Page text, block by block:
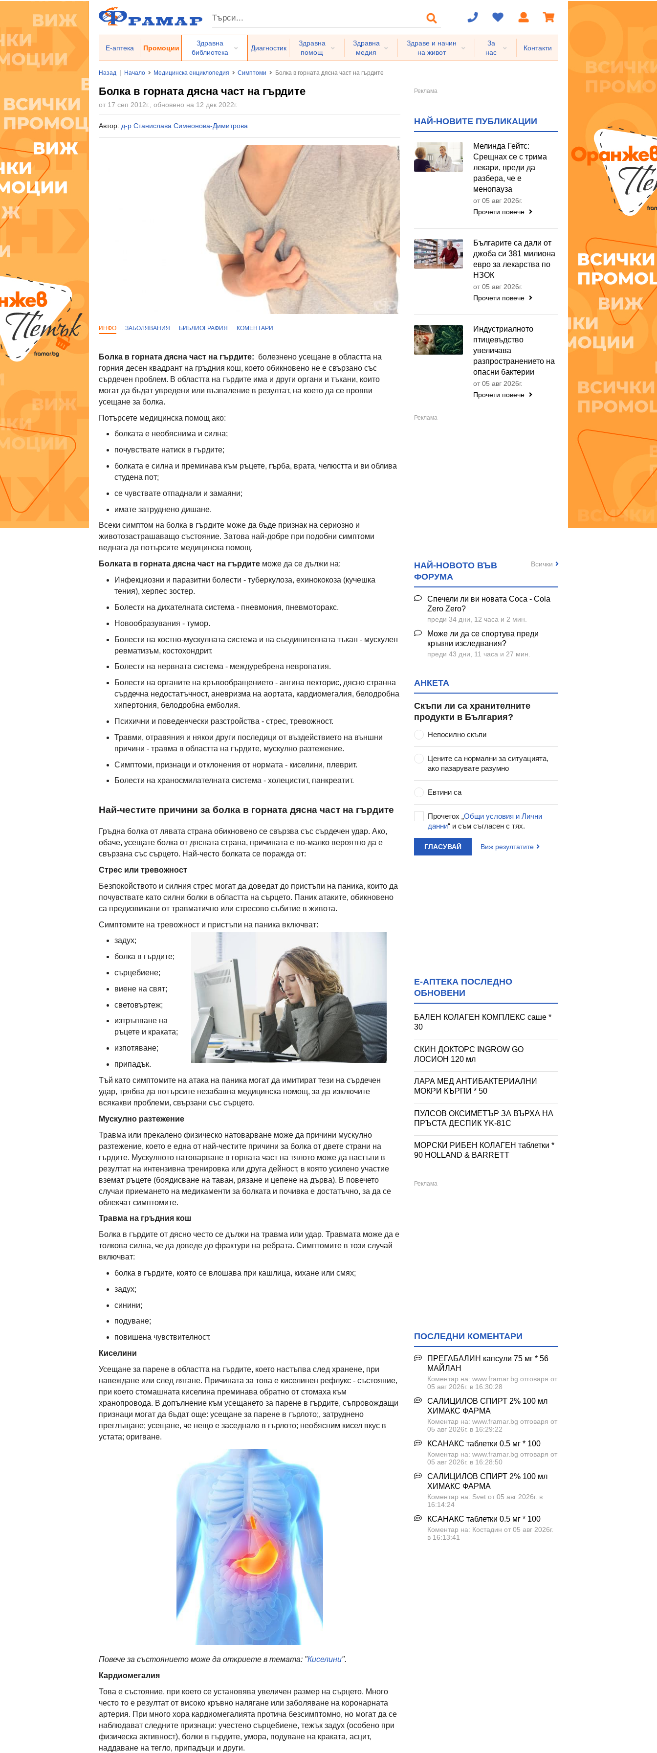
Е-аптека Промоции
Здравна
библиотека
Диагностик
Здравна
помощ
Здравна
медия
Здраве и начин
на живот
За
нас
Контакти
Назад | Начало Медицинска енциклопедия Симптоми Болка в горната дясна част на гърдите
Болка в горната дясна част на гърдите
от 17 сеп 2012г., обновено на 12 дек 2022г.
Автор: д-р Станислава Симеонова-Димитрова
ИНФО ЗАБОЛЯВАНИЯ БИБЛИОГРАФИЯ КОМЕНТАРИ
Болка в горната дясна част на гърдите: болезнено усещане в областта на
горния десен квадрант на гръдния кош, което обикновено не е свързано със
сърдечен проблем. В областта на гърдите има и други органи и тъкани, които
могат да бъдат увредени или възпаление в резултат, на което да се прояви
усещане за болка.
Потърсете медицинска помощ ако:
болката е необяснима и силна;
почувствате натиск в гърдите;
болката е силна и преминава към ръцете, гърба, врата, челюстта и ви облива
студена пот;
се чувствате отпаднали и замаяни;
имате затруднено дишане.
Всеки симптом на болка в гърдите може да бъде признак на сериозно и
животозастрашаващо състояние. Затова най-добре при подобни симптоми
веднага да потърсите медицинска помощ.
Болката в горната дясна част на гърдите може да се дължи на:
Инфекциозни и паразитни болести - туберкулоза, ехинококоза (кучешка
тения), херпес зостер.
Болести на дихателната система - пневмония, пневмоторакс.
Новообразувания - тумор.
Болести на костно-мускулната система и на съединителната тъкан - мускулен
ревматизъм, костохондрит.
Болести на нервната система - междуребрена невропатия.
Болести на органите на кръвообращението - ангина пекторис, дясно странна
сърдечна недостатъчност, аневризма на аортата, кардиомегалия, белодробна
хипертония, белодробна емболия.
Психични и поведенчески разстройства - стрес, тревожност.
Травми, отравяния и някои други последици от въздействието на външни
причини - травма в областта на гърдите, мускулно разтежение.
Симптоми, признаци и отклонения от нормата - киселини, плеврит.
Болести на храносмилателната система - холецистит, панкреатит.
Най-честите причини за болка в горната дясна част на гърдите
Гръдна болка от лявата страна обикновено се свързва със сърдечен удар. Ако,
обаче, усещате болка от дясната страна, причината е по-малко вероятно да е
свързана със сърцето. Най-често болката се поражда от:
Стрес или тревожност
Безпокойството и силния стрес могат да доведат до пристъпи на паника, които да
почувствате като силни болки в областта на сърцето. Паник атаките, обикновено
са предизвикани от травматично или стресово събитие в живота.
Симптомите на тревожност и пристъпи на паника включват:
задух;
болка в гърдите;
сърцебиене;
виене на свят;
световъртеж;
изтръпване на
ръцете и краката;
изпотяване;
припадък.
Тъй като симптомите на атака на паника могат да имитират тези на сърдечен
удар, трябва да потърсите незабавна медицинска помощ, за да изключите
всякакви проблеми, свързани със сърцето.
Мускулно разтежение
Травма или прекалено физическо натоварване може да причини мускулно
разтежение, което е една от най-честите причини за болка от двете страни на
гърдите. Мускулното натоварване в горната част на тялото може да настъпи в
резултат на интензивна тренировка или друга дейност, в която усилено участие
вземат ръцете (боядисване на таван, рязане и цепене на дърва). В повечето
случаи приемането на медикаменти за болката и почивка е достатъчно, за да се
облекчат симптомите.
Травма на гръдния кош
Болка в гърдите от дясно често се дължи на травма или удар. Травмата може да е
толкова силна, че да доведе до фрактури на ребрата. Симптомите в този случай
включват:
болка в гърдите, която се влошава при кашлица, кихане или смях;
задух;
синини;
подуване;
повишена чувствителност.
Киселини
Усещане за парене в областта на гърдите, което настъпва след хранене, при
навеждане или след лягане. Причината за това е киселинен рефлукс - състояние,
при което стомашната киселина преминава обратно от стомаха към
хранопровода. В допълнение към усещането за парене в гърдите, съпровождащи
признаци могат да бъдат още: усещане за парене в гърлото;, затруднено
преглъщане; усещане, че нещо е заседнало в гърлото; необясним кисел вкус в
устата; оригване.
Повече за състоянието може да откриете в темата: "Киселини".
Кардиомегалия
Това е състояние, при което се установява увеличен размер на сърцето. Много
често то е резултат от високо кръвно налягане или заболяване на коронарната
артерия. При много хора кардиомегалията протича безсимптомно, но могат да се
наблюдават следните признаци: учестено сърцебиене, тежък задух (особено при
физическа активност), болки в гърдите, умора, подуване на краката, асцит,
наддаване на тегло, припадъци и други.
НАЙ-НОВИТЕ ПУБЛИКАЦИИ
Мелинда Гейтс:
Срещнах се с трима
лекари, преди да
разбера, че е
менопауза
от 05 авг 2026г.
Прочети повече
Българите са дали от
джоба си 381 милиона
евро за лекарства по
НЗОК
от 05 авг 2026г.
Прочети повече
Индустриалното
птицевъдство
увеличава
разпространението на
опасни бактерии
от 05 авг 2026г.
Прочети повече
НАЙ-НОВОТО ВЪВ
ФОРУМА
Спечели ли ви новата Coca - Cola
Zero Zero?
преди 34 дни, 12 часа и 2 мин.
Може ли да се спортува преди
кръвни изследвания?
преди 43 дни, 11 часа и 27 мин.
Всички
АНКЕТА
Скъпи ли са хранителните
продукти в България?
Непосилно скъпи
Цените са нормални за ситуацията,
ако пазарувате разумно
Евтини са
Прочетох „Общи условия и Лични
данни“ и съм съгласен с тях.
ГЛАСУВАЙ Виж резултатите
Е-АПТЕКА ПОСЛЕДНО
ОБНОВЕНИ
БАЛЕН КОЛАГЕН КОМПЛЕКС саше *
30
СКИН ДОКТОРС INGROW GO
ЛОСИОН 120 мл
ЛАРА МЕД АНТИБАКТЕРИАЛНИ
МОКРИ КЪРПИ * 50
ПУЛСОВ ОКСИМЕТЪР ЗА ВЪРХА НА
ПРЪСТА ДЕСПИК YK-81C
МОРСКИ РИБЕН КОЛАГЕН таблетки *
90 HOLLAND & BARRETT
ПОСЛЕДНИ КОМЕНТАРИ
ПРЕГАБАЛИН капсули 75 мг * 56
МАЙЛАН
Коментар на: www.framar.bg отговаря от
05 авг 2026г. в 16:30:28
САЛИЦИЛОВ СПИРТ 2% 100 мл
ХИМАКС ФАРМА
Коментар на: www.framar.bg отговаря от
05 авг 2026г. в 16:29:22
КСАНАКС таблетки 0.5 мг * 100
Коментар на: www.framar.bg отговаря от
05 авг 2026г. в 16:28:50
САЛИЦИЛОВ СПИРТ 2% 100 мл
ХИМАКС ФАРМА
Коментар на: Svet от 05 авг 2026г. в
16:14:24
КСАНАКС таблетки 0.5 мг * 100
Коментар на: Костадин от 05 авг 2026г.
в 16:13:41